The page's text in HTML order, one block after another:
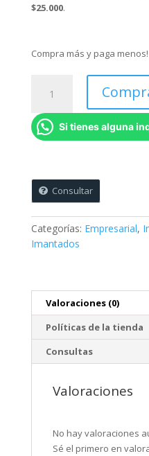
$25.000.
Compra más y paga menos!
inmantadas
empresariales
x
10
5,5
cms)
cantidad
Si tienes alguna
Consultar
Categorías: Empresarial,
Imantados
Valoraciones (0)
Políticas de la tienda
Consultas
Valoraciones
No hay valoraciones
Sé el primero en